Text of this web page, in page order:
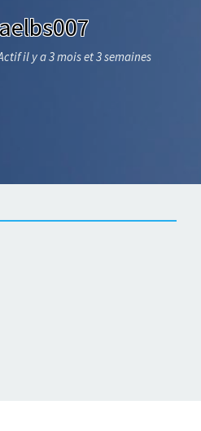
il y a 3 mois et 3 semaines